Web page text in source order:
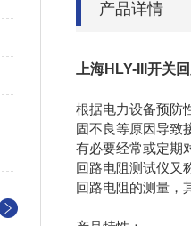
产品详情
上海HLY-III开关
根据电力设备预防
固不良等原因导致
有必要经常或定期
回路电阻测试仪又
回路电阻的测量，